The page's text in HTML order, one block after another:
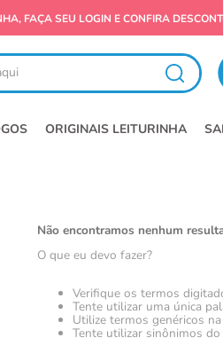
FAÇA SEU LOGIN E CONFIRA
ORIGINAIS LEITURINHA
Não encontramos nenhum
O que eu devo fazer?
Verifique os termos
Tente utilizar uma única
Utilize termos genéricos na
Tente utilizar sinônimos